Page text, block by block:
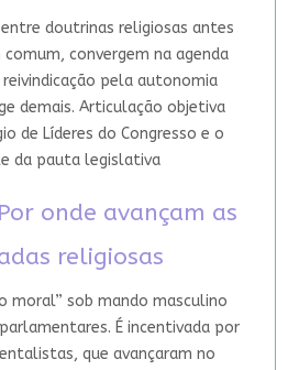
doutrinas religiosas antes
comum, convergem na agenda
pela autonomia
demais. Articulação objetiva
de Líderes do Congresso e o
da pauta legislativa
onde avançam as
religiosas
moral” sob mando masculino
É incentivada por
que avançaram no